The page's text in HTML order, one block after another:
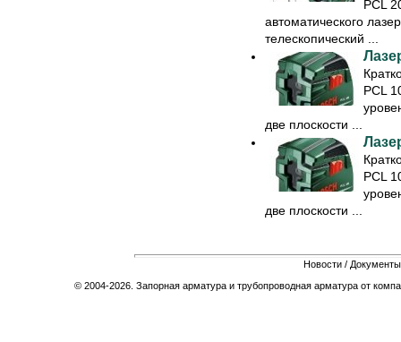
PCL
автоматического
телескопический ...
PCL
две плоскости ...
PCL
две плоскости ...
Новости / Документы
© 2004-2026. Запорная арматура и трубопроводная арматура от